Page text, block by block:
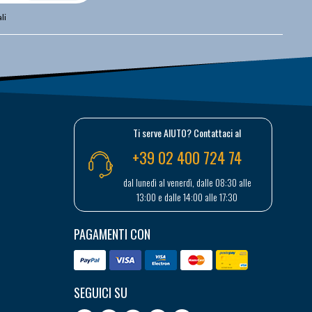
Ti serve AIUTO? Contattaci al
+39 02 400 724 74
dal lunedì al venerdì, dalle 08:30 alle
13:00 e dalle 14:00 alle 17:30
PAGAMENTI CON
SEGUICI SU